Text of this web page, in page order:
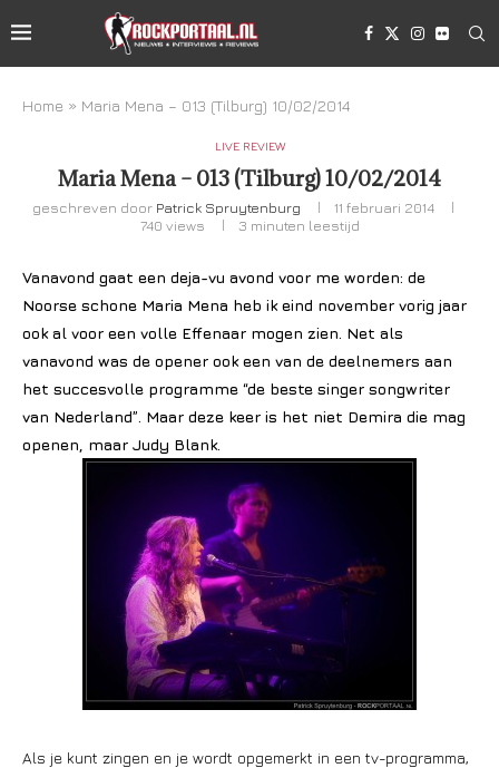
Home » Maria Mena – 013 (Tilburg) 10/02/2014
LIVE REVIEW
Maria Mena – 013 (Tilburg) 10/02/2014
geschreven door Patrick Spruytenburg
11 februari 2014
740 views 3 minuten leestijd
Vanavond gaat een deja-vu avond voor me worden: de
Noorse schone Maria Mena heb ik eind november vorig jaar
ook al voor een volle Effenaar mogen zien. Net als
vanavond was de opener ook een van de deelnemers aan
het succesvolle programme “de beste singer songwriter
van Nederland”. Maar deze keer is het niet Demira die mag
openen, maar Judy Blank.
Als je kunt zingen en je wordt opgemerkt in een tv-programma,